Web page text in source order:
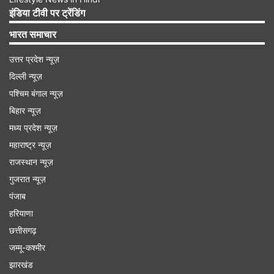
जबकि, टीसीएस के शेयर सबसे ज्यादा 8.43 प्रतिशत की
गिरावट के साथ बंद हुए।
हरे निशान में बंद हुए इन कंपनियों के शेयर
इंडिया टीवी पर ट्रेंडिंग
भारत समाचार
उत्तर प्रदेश न्यूज़
दिल्ली न्यूज़
पश्चिम बंगाल न्यूज़
बिहार न्यूज़
मध्य प्रदेश न्यूज़
महाराष्ट्र न्यूज़
राजस्थान न्यूज़
गुजरात न्यूज़
पंजाब
हरियाणा
छत्तीसगढ़
जम्मू-कश्मीर
झारखंड